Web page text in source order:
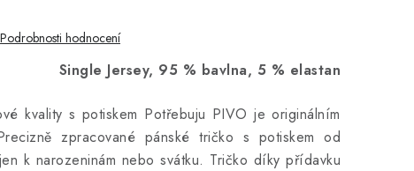
Podrobnosti hodnocení
Single Jersey, 95 % bavlna, 5 % elastan
kvality s potiskem Potřebuju PIVO je originálním
zpracované pánské tričko s potiskem od
k narozeninám nebo svátku. Tričko díky přídavku